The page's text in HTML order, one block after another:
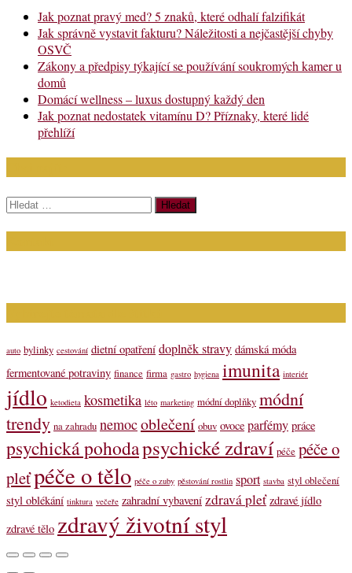
Jak poznat pravý med? 5 znaků, které odhalí falzifikát
Jak správně vystavit fakturu? Náležitosti a nejčastější chyby
OSVČ
Zákony a předpisy týkající se používání soukromých kamer u
domů
Domácí wellness – luxus dostupný každý den
Jak poznat nedostatek vitamínu D? Příznaky, které lidé
přehlíží
Vyhledávání
auto bylinky cestování dietní opatření doplněk stravy dámská móda
fermentované potraviny finance firma gastro hygiena imunita interiér
jídlo ketodieta kosmetika léto marketing módní doplňky módní
trendy na zahradu nemocoblečení obuv ovoce parfémy práce
psychická pohodapsychické zdraví péče péče o
pleťpéče o tělo péče o zuby pěstování rostlin sport stavba styl oblečení
styl oblékání tinktura večeře zahradní vybavení zdravá pleť zdravé jídlo
zdravé tělo zdravý životní styl